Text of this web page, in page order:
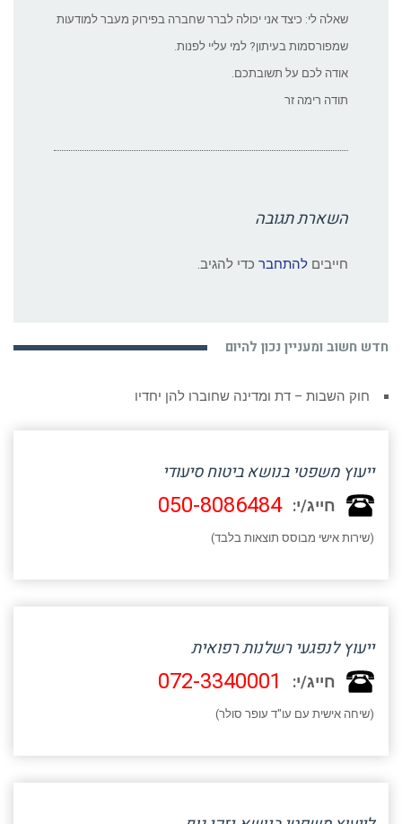
שאלה לי: כיצד אני יכולה לברר שחברה בפירוק מעבר למודעות
שמפורסמות בעיתון? למי עליי לפנות.
אודה לכם על תשובתכם.
תודה רימה זר
השארת תגובה
חייבים להתחבר כדי להגיב.
חדש חשוב ומעניין נכון להיום
חוק השבות – דת ומדינה שחוברו להן יחדיו
ייעוץ משפטי בנושא ביטוח סיעודי
חייג/י: 050-8086484
(שירות אישי מבוסס תוצאות בלבד)
ייעוץ לנפגעי רשלנות רפואית
חייג/י: 072-3340001
(שיחה אישית עם עו"ד עופר סולר)